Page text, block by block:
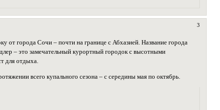
3
города Сочи – почти на границе с Абхазией. Название города
– это замечательный курортный городок с высотными
для отдыха.
всего купального сезона – с середины мая по октябрь.